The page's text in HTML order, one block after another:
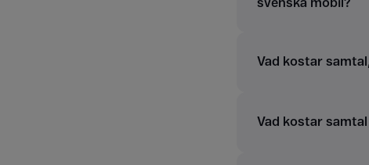
svenska mobil?
Vad kostar
Vad kostar